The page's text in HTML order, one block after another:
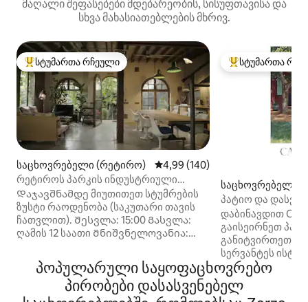
მაღალი შეფასებები მდებარეობის, სისუფთავისა და
სხვა მახასიათებლების მხრივ.
სტუმართა რჩეული მოწინავე ვარიანტი
სტუმართა რჩეული
საცხოვრებელი (რეტირო) საშუალო შეფასებაა 5‑დან
4,99 (140)
რეტიროს პარკის ინდუსტრიული
სახლი
Დაჯავშნამდე მიუთითეთ სტუმრების
ზუსტი რაოდენობა (საკუთარი თავის
ჩათვლით). Შესვლა: 15:00 Გასვლა:
ღამის 12 საათი Მნიშვნელოვანია:
აკრძალულია. Სრულიად
აკრძალულია ფოტოგადაღება,
ფილმების, სარეკლამო რგოლების,
YOUTUBE არხების, ვლოგების და ა.შ.
სტუმართა
სტუმართა
საცხოვრებელი
პატიო და
იდეალურია
დაბინავდით
გაისეირნეთ
განიტვირთეთ
სერვანტეს
Იდეალური
მიირთვით
პოპულარული საყოფაცხოვრებო
პირობები დასასვენებელ